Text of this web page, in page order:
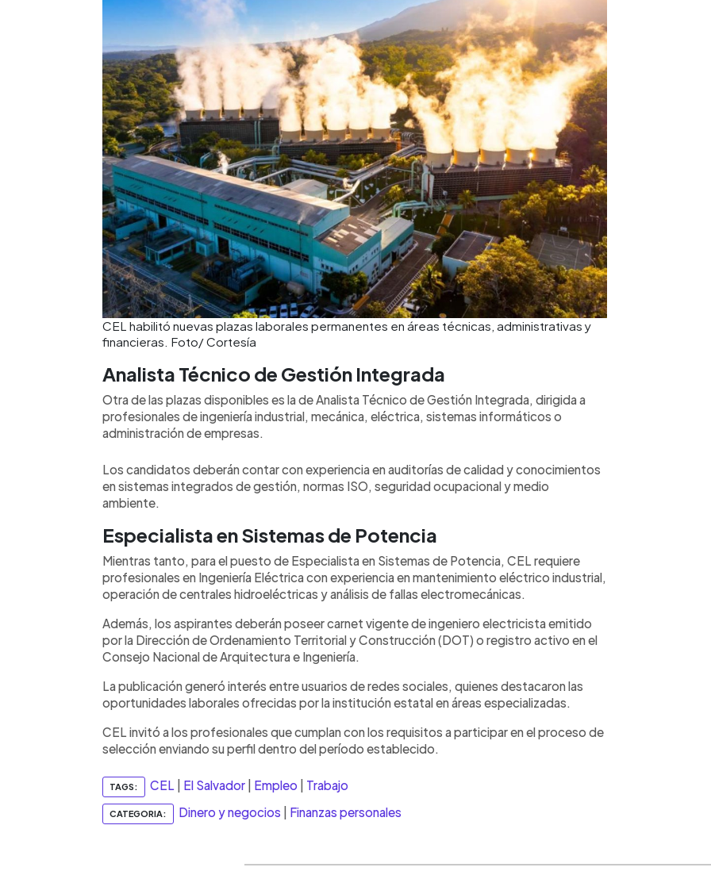
CEL habilitó nuevas plazas laborales permanentes en áreas técnicas, administrativas y
financieras. Foto/ Cortesía
Analista Técnico de Gestión Integrada
Otra de las plazas disponibles es la de Analista Técnico de Gestión Integrada, dirigida a
profesionales de ingeniería industrial, mecánica, eléctrica, sistemas informáticos o
administración de empresas.
Los candidatos deberán contar con experiencia en auditorías de calidad y conocimientos
en sistemas integrados de gestión, normas ISO, seguridad ocupacional y medio
ambiente.
Especialista en Sistemas de Potencia
Mientras tanto, para el puesto de Especialista en Sistemas de Potencia, CEL requiere
profesionales en Ingeniería Eléctrica con experiencia en mantenimiento eléctrico industrial,
operación de centrales hidroeléctricas y análisis de fallas electromecánicas.
Además, los aspirantes deberán poseer carnet vigente de ingeniero electricista emitido
por la Dirección de Ordenamiento Territorial y Construcción (DOT) o registro activo en el
Consejo Nacional de Arquitectura e Ingeniería.
La publicación generó interés entre usuarios de redes sociales, quienes destacaron las
oportunidades laborales ofrecidas por la institución estatal en áreas especializadas.
CEL invitó a los profesionales que cumplan con los requisitos a participar en el proceso de
selección enviando su perfil dentro del período establecido.
TAGS: CEL El Salvador Empleo Trabajo
CATEGORIA: Dinero y negocios Finanzas personales